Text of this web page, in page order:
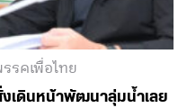
รคเพื่อไทย
งเดินหน้าพัฒนาลุ่มน้ำเลย